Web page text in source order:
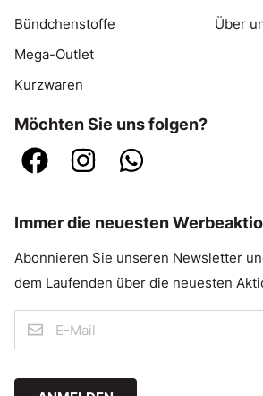
Bündchenstoffe
Mega-Outlet
Kurzwaren
Über
Möchten Sie uns folgen?
Immer die neuesten
Abonnieren Sie unseren Newsletter
dem Laufenden über die neuesten